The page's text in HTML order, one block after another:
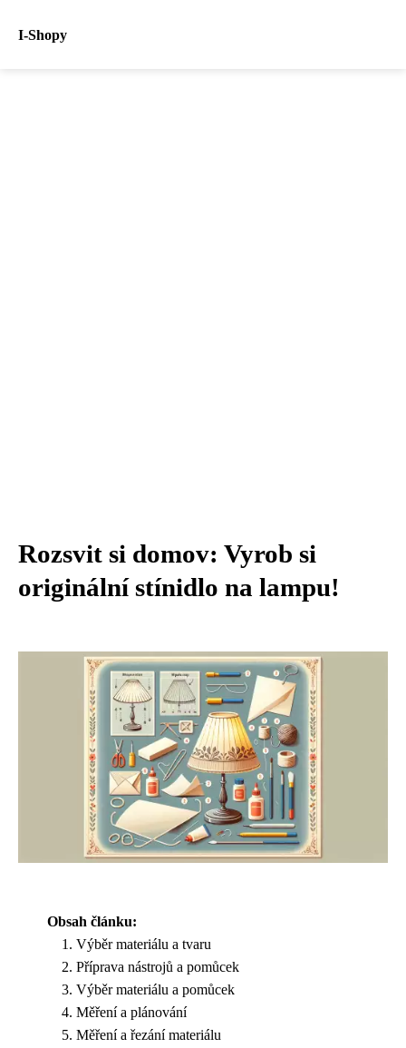
I-Shopy
Rozsvit si domov: Vyrob si
originální stínidlo na lampu!
Obsah článku:
Výběr materiálu a tvaru
Příprava nástrojů a pomůcek
Výběr materiálu a pomůcek
Měření a plánování
Měření a řezání materiálu